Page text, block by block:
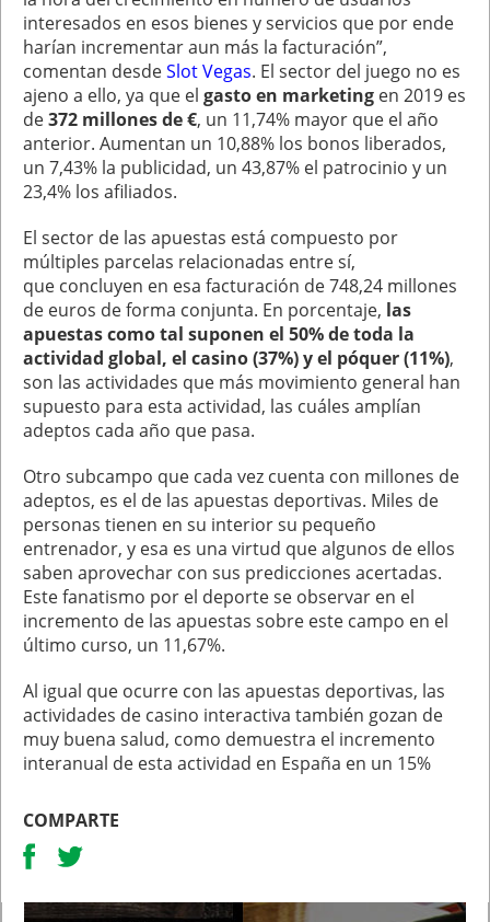
interesados en esos bienes y servicios que por ende
harían incrementar aun más la facturación”,
comentan desdeSlot Vegas. El sector del juego no es
ajeno a ello, ya que el gasto en marketing en 2019 es
de372 millones de €, un 11,74% mayor que el año
anterior. Aumentan un 10,88% los bonos liberados,
un 7,43% la publicidad, un 43,87% el patrocinio y un
23,4% los afiliados.
El sector de las apuestas está compuesto por
múltiples parcelas relacionadas entre sí,
que concluyen en esa facturación de 748,24 millones
de euros de forma conjunta. En porcentaje, las
apuestas como tal suponen el 50% de toda la
actividad global, el casino (37%) y el póquer (11%),
son las actividades que más movimiento general han
supuesto para esta actividad, las cuáles amplían
adeptos cada año que pasa.
Otro subcampo que cada vez cuenta con millones de
adeptos, es el de las apuestas deportivas. Miles de
personas tienen en su interior su pequeño
entrenador, y esa es una virtud que algunos de ellos
saben aprovechar con sus predicciones acertadas.
Este fanatismo por el deporte se observar en el
incremento de las apuestas sobre este campo en el
último curso, un 11,67%.
Al igual que ocurre con las apuestas deportivas, las
actividades de casino interactiva también gozan de
muy buena salud, como demuestra el incremento
interanual de esta actividad en España en un 15%
COMPARTE